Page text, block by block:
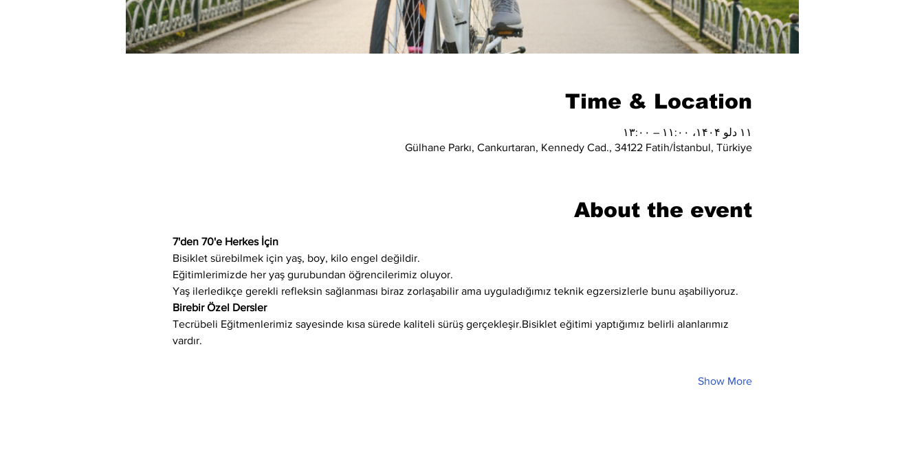
Time & Location
۱۱ دلو ۱۴۰۴، ۱۱:۰۰ – ۱۳:۰۰
Gülhane Parkı, Cankurtaran, Kennedy Cad., 34122 Fatih/İstanbul, Türkiye
About the event
7'den 70'e Herkes İçin
Bisiklet sürebilmek için yaş, boy, kilo engel değildir.
Eğitimlerimizde her yaş gurubundan öğrencilerimiz oluyor.
Yaş ilerledikçe gerekli refleksin sağlanması biraz zorlaşabilir ama uyguladığımız teknik egzersizlerle bunu aşabiliyoruz.
Birebir Özel Dersler
Tecrübeli Eğitmenlerimiz sayesinde kısa sürede kaliteli sürüş gerçekleşir.Bisiklet eğitimi yaptığımız belirli alanlarımız
vardır.
Show More